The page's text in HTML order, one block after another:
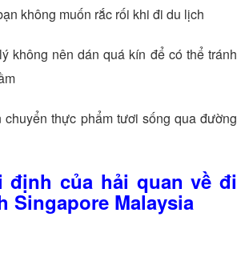
không muốn rắc rối khi đi du lịch
không nên dán quá kín để có thể tránh
chuyển thực phẩm tươi sống qua đường
định của hải quan về đi
Singapore Malaysia